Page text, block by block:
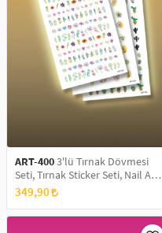
ART-4003'lü Tırnak Dövmesi
Seti, Tırnak Sticker Seti, Nail Art,
Tattoo
349,90